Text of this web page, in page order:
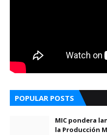
POPULAR POSTS
MIC pondera
la Producción